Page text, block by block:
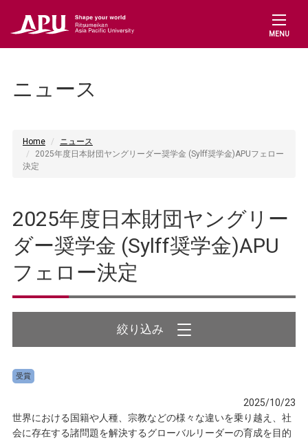
MENU
ニュース
Home
ニュース
2025年度日本財団ヤングリーダー奨学金 (Sylff奨学金)APUフェロー
決定
2025年度日本財団ヤングリー
ダー奨学金 (Sylff奨学金)APU
フェロー決定
受賞
2025/10/23
世界における国籍や人種、宗教などの様々な違いを乗り越え、社
会に存在する諸問題を解決するグローバルリーダーの育成を目的